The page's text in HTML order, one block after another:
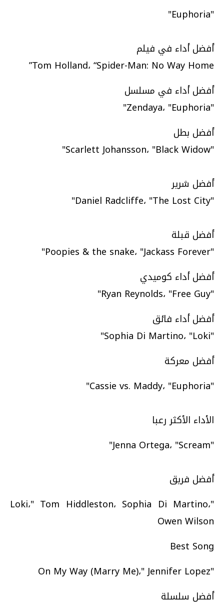
"Euphoria"
أفضل أداء في فيلم
Tom Holland، “Spider-Man: No Way Home”
أفضل أداء في مسلسل
"Zendaya، "Euphoria"
أفضل بطل
"Scarlett Johansson، "Black Widow"
أفضل شرير
"Daniel Radcliffe، "The Lost City"
أفضل قبلة
"Poopies & the snake، "Jackass Forever"
أفضل أداء كوميدي
"Ryan Reynolds، "Free Guy"
أفضل أداء فائق
"Sophia Di Martino، "Loki"
أفضل معركة
"Cassie vs. Maddy، "Euphoria"
الأداء الأكثر رعبا
"Jenna Ortega، "Scream"
أفضل فريق
"Loki،" Tom Hiddleston، Sophia Di Martino،
Owen Wilson
Best Song
"On My Way (Marry Me)،" Jennifer Lopez
أفضل سلسلة